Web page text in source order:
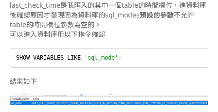
last_check_time是我匯入的其中一個table的時間欄位，進資料庫
後確認原因才發現因為資料庫的sql_modes預設的參數不允許
table的時間欄位參數為空的。
可以進入資料庫用以下指令確認
SHOW VARIABLES LIKE 'sql_mode' ;
結果如下